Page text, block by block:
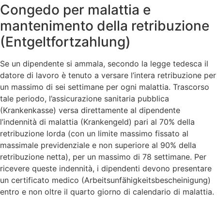
Congedo per malattia e
mantenimento della retribuzione
(Entgeltfortzahlung)
Se un dipendente si ammala, secondo la legge tedesca il
datore di lavoro è tenuto a versare l’intera retribuzione per
un massimo di sei settimane per ogni malattia. Trascorso
tale periodo, l’assicurazione sanitaria pubblica
(Krankenkasse) versa direttamente al dipendente
l’indennità di malattia (Krankengeld) pari al 70% della
retribuzione lorda (con un limite massimo fissato al
massimale previdenziale e non superiore al 90% della
retribuzione netta), per un massimo di 78 settimane. Per
ricevere queste indennità, i dipendenti devono presentare
un certificato medico (Arbeitsunfähigkeitsbescheinigung)
entro e non oltre il quarto giorno di calendario di malattia.